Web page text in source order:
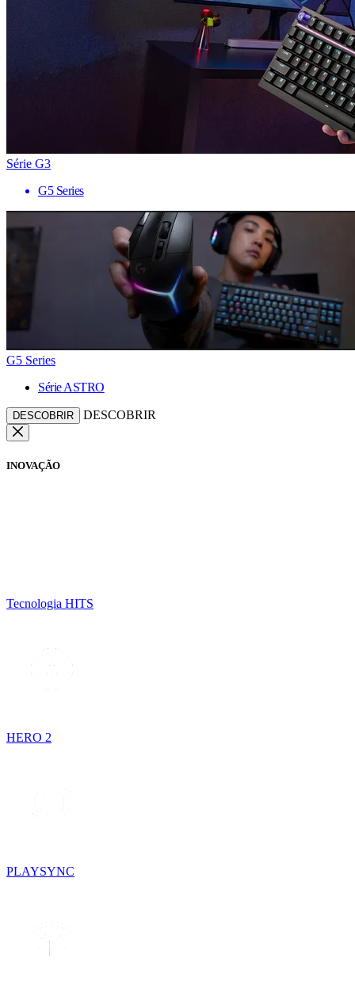
Série G3
G5 Series
G5 Series
Série ASTRO
DESCOBRIR DESCOBRIR
INOVAÇÃO
Tecnologia HITS
HERO 2
PLAYSYNC